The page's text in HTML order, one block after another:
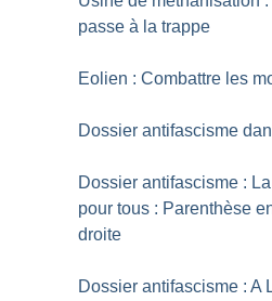
passe à la trappe
Eolien : Combattre les
Dossier antifascisme
Dossier antifascisme :
pour tous : Parenthèse
droite
Dossier antifascisme : A